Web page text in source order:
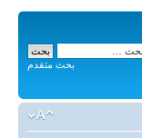
بحث متقدم